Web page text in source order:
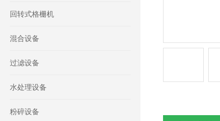
回转式格栅机
混合设备
过滤设备
水处理设备
粉碎设备